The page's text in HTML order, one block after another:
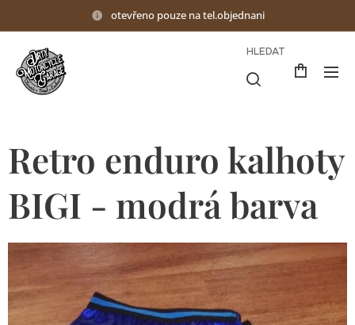
otevřeno pouze na tel.objednani
HLEDAT
Retro enduro kalhoty
BIGI - modrá barva